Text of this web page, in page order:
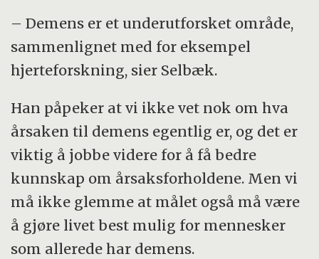
– Demens er et underutforsket område,
sammenlignet med for eksempel
hjerteforskning, sier Selbæk.
Han påpeker at vi ikke vet nok om hva
årsaken til demens egentlig er, og det er
viktig å jobbe videre for å få bedre
kunnskap om årsaksforholdene. Men vi
må ikke glemme at målet også må være
å gjøre livet best mulig for mennesker
som allerede har demens.